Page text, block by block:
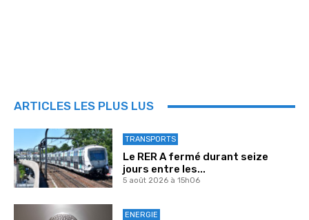
ARTICLES LES PLUS LUS
TRANSPORTS
Le RER A fermé durant seize
jours entre les...
5 août 2026 à 15h06
ENERGIE